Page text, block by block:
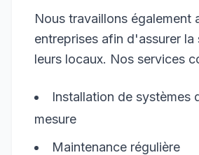
Nous travaillons également
entreprises afin d'assurer la
leurs locaux. Nos services
Installation de systèmes
mesure
Maintenance régulière